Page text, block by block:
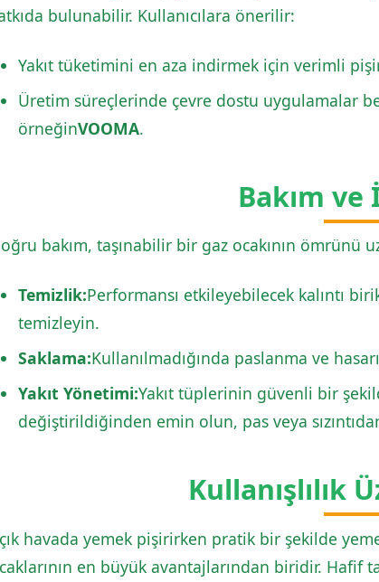
bulunabilir. Kullanıcılara önerilir:
Yakıt tüketimini en aza indirmek için verimli
Üretim süreçlerinde çevre dostu uygulamalar
örneğinVOOMA.
Bakım
bakım, taşınabilir bir gaz ocakının ömrünü
Temizlik:Performansı etkileyebilecek kalıntı
temizleyin.
Saklama:Kullanılmadığında paslanma ve
Yakıt Yönetimi:Yakıt tüplerinin güvenli bir
değiştirildiğinden emin olun, pas veya
Kullanışlılık
havada yemek pişirirken pratik bir şekilde
en büyük avantajlarından biridir. Hafif